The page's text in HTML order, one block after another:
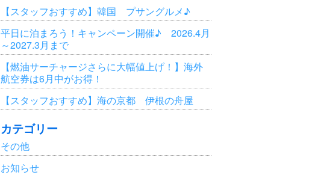
【スタッフおすすめ】韓国 プサングルメ♪
平日に泊まろう！キャンペーン開催♪ 2026.4月
～2027.3月まで
【燃油サーチャージさらに大幅値上げ！】海外
航空券は6月中がお得！
【スタッフおすすめ】海の京都 伊根の舟屋
カテゴリー
その他
お知らせ